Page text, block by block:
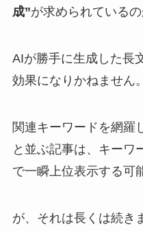
成”が求められているの
AIが勝手に生成した長
効果になりかねません。
関連キーワードを網羅
と並ぶ記事は、キーワ
で一瞬上位表示する可
が、それは長くは続き